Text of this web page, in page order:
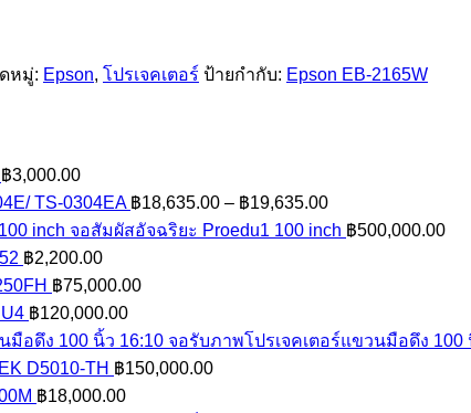
หมู่: Epson, โปรเจคเตอร์ ป้ายกำกับ: Epson EB-2165W
฿3,000.00
TS-0304EA ฿18,635.00 – ฿19,635.00Price
range:
จอสัมผัสอัจฉริยะ Proedu1 100 inch ฿500,000.00
฿2,200.00
฿75,000.00
฿120,000.00
จอรับภาพโปรเจคเตอร์แขวนมือดึง 100
D5010-TH ฿150,000.00
฿18,000.00